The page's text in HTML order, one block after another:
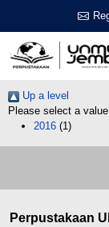
Up a level
Please select a
2016 (1)
Perpustakaan